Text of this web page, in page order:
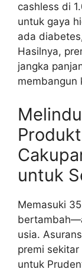
cashless di
untuk gaya
ada
Hasilnya,
jangka
membangun
untuk
Memasuki
usia.
premi
untuk